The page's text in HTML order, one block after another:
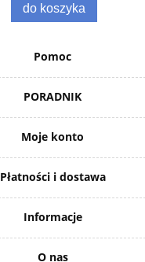
do koszyka
Pomoc
PORADNIK
Moje konto
Płatności i dostawa
Informacje
O nas